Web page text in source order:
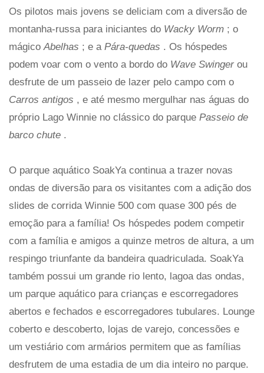
Os pilotos mais jovens se deliciam com a diversão de
montanha-russa para iniciantes do Wacky Worm ; o
mágicoAbelhas ; e a Pára-quedas . Os hóspedes
podem voar com o vento a bordo do Wave Swinger ou
desfrute de um passeio de lazer pelo campo com o
Carros antigos , e até mesmo mergulhar nas águas do
próprio Lago Winnie no clássico do parque Passeio de
barco chute .
O parque aquático SoakYa continua a trazer novas
ondas de diversão para os visitantes com a adição dos
slides de corrida Winnie 500 com quase 300 pés de
emoção para a família! Os hóspedes podem competir
com a família e amigos a quinze metros de altura, a um
respingo triunfante da bandeira quadriculada. SoakYa
também possui um grande rio lento, lagoa das ondas,
um parque aquático para crianças e escorregadores
abertos e fechados e escorregadores tubulares. Lounge
coberto e descoberto, lojas de varejo, concessões e
um vestiário com armários permitem que as famílias
desfrutem de uma estadia de um dia inteiro no parque.